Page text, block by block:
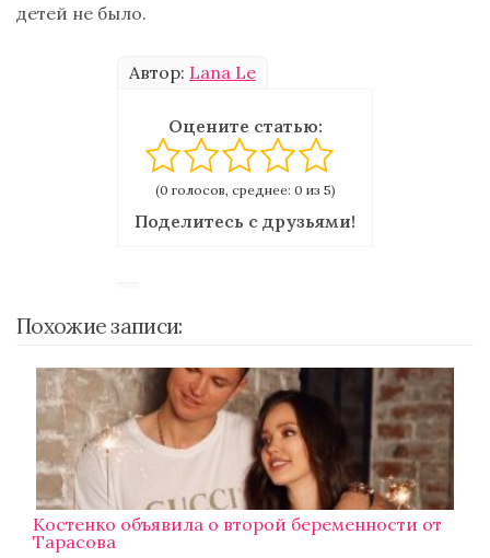
детей не было.
Автор: Lana Le
Оцените статью:
(0 голосов, среднее: 0 из 5)
Поделитесь с друзьями!
Похожие записи:
Костенко объявила о второй беременности от
Тарасова